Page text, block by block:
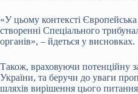
«У цьому контексті
створенні Спеціального
органів», – йдеться у висновках.
Також, враховуючи потенційну
України, та беручи до уваги
шляхів вирішення цього